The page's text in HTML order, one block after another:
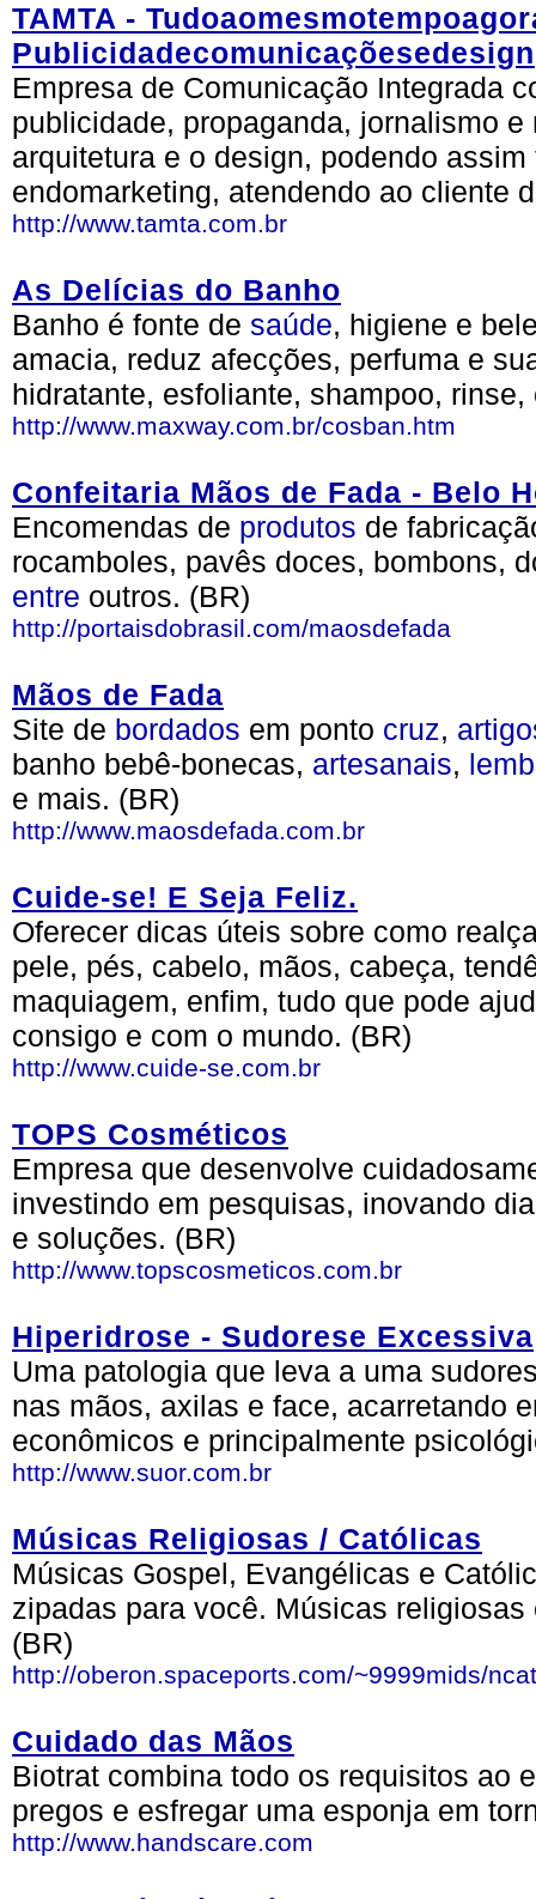
TAMTA -
Publicidadecomunicaçõesedesign
Empresa de Comunicação Integrada
publicidade, propaganda, jornalismo
arquitetura e o design, podendo
endomarketing, atendendo ao cliente
http://www.tamta.com.br
As Delícias do Banho
Banho é fonte de saúde, higiene e
amacia, reduz afecções, perfuma e
hidratante, esfoliante, shampoo,
http://www.maxway.com.br/cosban.htm
Confeitaria Mãos de Fada - Belo
Encomendas de produtos de
rocamboles, pavês doces, bombons,
entre outros. (BR)
http://portaisdobrasil.com/maosdefada
Mãos de Fada
Site de bordados em ponto cruz,
banho bebê-bonecas, artesanais,
e mais. (BR)
http://www.maosdefada.com.br
Cuide-se! E Seja Feliz.
Oferecer dicas úteis sobre como
pele, pés, cabelo, mãos, cabeça,
maquiagem, enfim, tudo que pode
consigo e com o mundo. (BR)
http://www.cuide-se.com.br
TOPS Cosméticos
Empresa que desenvolve
investindo em pesquisas, inovando
e soluções. (BR)
http://www.topscosmeticos.com.br
Hiperidrose - Sudorese Excessiva
Uma patologia que leva a uma
nas mãos, axilas e face, acarretando
econômicos e principalmente
http://www.suor.com.br
Músicas Religiosas / Católicas
Músicas Gospel, Evangélicas e
zipadas para você. Músicas
(BR)
http://oberon.spaceports.com/~9999mids/
Cuidado das Mãos
Biotrat combina todo os requisitos ao
pregos e esfregar uma esponja em
http://www.handscare.com